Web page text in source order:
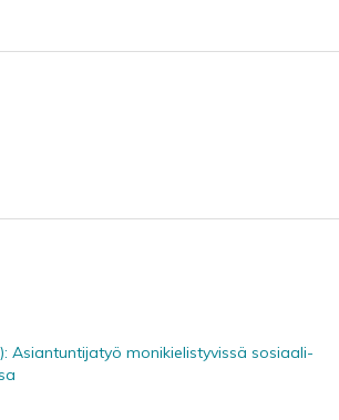
Asiantuntijatyö monikielistyvissä sosiaali-